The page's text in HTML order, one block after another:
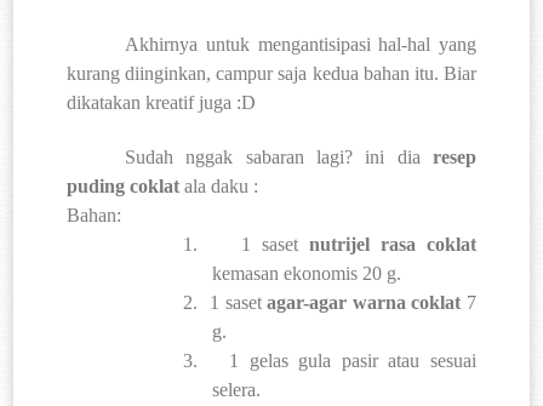
Akhirnya untuk mengantisipasi hal-hal yang
kurang diinginkan, campur saja kedua bahan itu. Biar
dikatakan kreatif juga :D
Sudah nggak sabaran lagi? ini dia resep
puding coklat ala daku :
Bahan:
1.
1 saset nutrijel rasa coklat
kemasan ekonomis 20 g.
2.
1 sasetagar-agar warna coklat 7
g.
3.
1 gelas gula pasir atau sesuai
selera.